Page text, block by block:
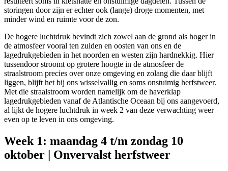
storingen door zijn er echter ook (lange) droge momenten, met
minder wind en ruimte voor de zon.
De hogere luchtdruk bevindt zich zowel aan de grond als hoger in
de atmosfeer vooral ten zuiden en oosten van ons en de
lagedrukgebieden in het noorden en westen zijn hardnekkig. Hier
tussendoor stroomt op grotere hoogte in de atmosfeer de
straalstroom precies over onze omgeving en zolang die daar blijft
liggen, blijft het bij ons wisselvallig en soms onstuimig herfstweer.
Met die straalstroom worden namelijk om de haverklap
lagedrukgebieden vanaf de Atlantische Oceaan bij ons aangevoerd,
al lijkt de hogere luchtdruk in week 2 van deze verwachting weer
even op te leven in ons omgeving.
Week 1: maandag 4 t/m zondag 10
oktober | Onvervalst herfstweer